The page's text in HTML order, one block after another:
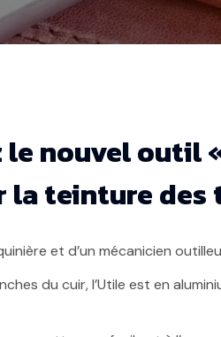
le nouvel outil
teinture des
et d’un mécanicien
du cuir, l’Utile est en